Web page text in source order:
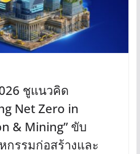
ชูแนวคิด
Net Zero in
& Mining” ขับ
กรรมก่อสร้างและ